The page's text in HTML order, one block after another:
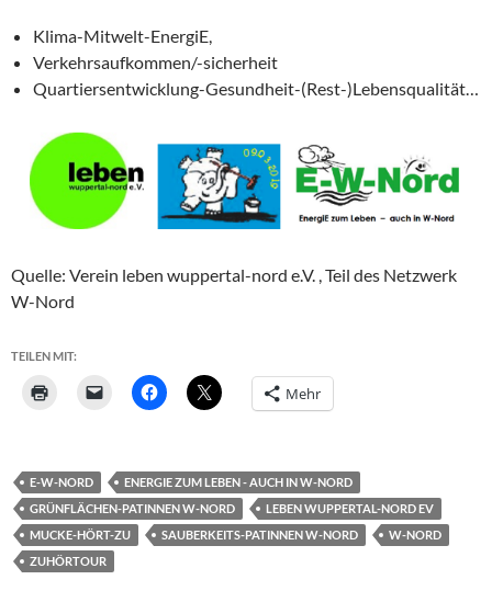
Klima-Mitwelt-EnergiE,
Verkehrsaufkommen/-sicherheit
Quartiersentwicklung-Gesundheit-(Rest-)Lebensqualität…
Quelle: Verein leben wuppertal-nord e.V. , Teil des Netzwerk
W-Nord
TEILEN MIT:
Mehr
E-W-NORD
ENERGIE ZUM LEBEN - AUCH IN W-NORD
GRÜNFLÄCHEN-PATINNEN W-NORD
LEBEN WUPPERTAL-NORD EV
MUCKE-HÖRT-ZU
SAUBERKEITS-PATINNEN W-NORD
W-NORD
ZUHÖRTOUR